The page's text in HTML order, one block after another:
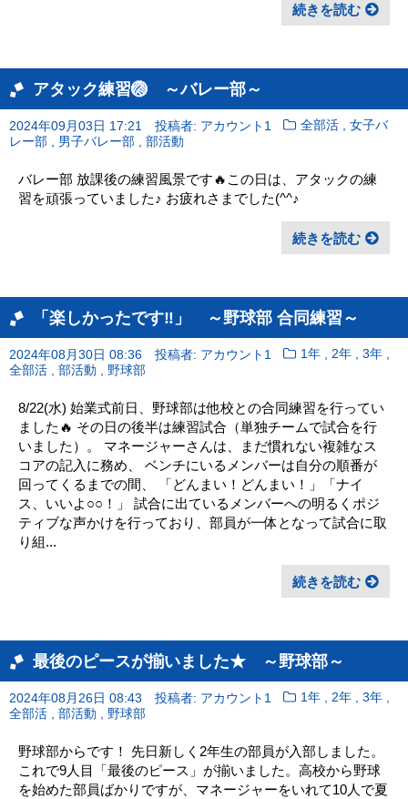
続きを読む
アタック練習🏐 ～バレー部～
2024年09月03日 17:21 投稿者: アカウント1 全部活 ,女子バ
レー部 , 男子バレー部 , 部活動
バレー部 放課後の練習風景です🔥この日は、アタックの練
習を頑張っていました♪ お疲れさまでした(^^♪
続きを読む
「楽しかったです‼」 ～野球部 合同練習～
2024年08月30日 08:36 投稿者: アカウント1 1年 ,2年 ,3年 ,
全部活 , 部活動 , 野球部
8/22(水) 始業式前日、野球部は他校との合同練習を行ってい
ました🔥 その日の後半は練習試合（単独チームで試合を行
いました）。 マネージャーさんは、まだ慣れない複雑なス
コアの記入に務め、 ベンチにいるメンバーは自分の順番が
回ってくるまでの間、 「どんまい！どんまい！」「ナイ
ス、いいよ○○！」 試合に出ているメンバーへの明るくポジ
ティブな声かけを行っており、部員が一体となって試合に取
り組...
続きを読む
最後のピースが揃いました★ ～野球部～
2024年08月26日 08:43 投稿者: アカウント1 1年 ,2年 ,3年 ,
全部活 , 部活動 , 野球部
野球部からです！ 先日新しく2年生の部員が入部しました。
これで9人目「最後のピース」が揃いました。高校から野球
を始めた部員ばかりですが、マネージャーをいれて10人で夏